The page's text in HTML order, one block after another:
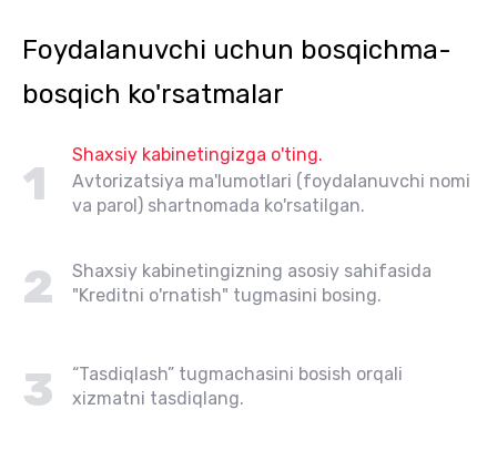
Foydalanuvchi uchun bosqichma-
bosqich ko'rsatmalar
1
Shaxsiy kabinetingizga o'ting.
Avtorizatsiya ma'lumotlari (foydalanuvchi nomi
va parol) shartnomada ko'rsatilgan.
2
Shaxsiy kabinetingizning asosiy sahifasida
"Kreditni o'rnatish" tugmasini bosing.
3
“Tasdiqlash” tugmachasini bosish orqali
xizmatni tasdiqlang.